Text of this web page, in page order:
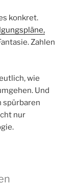
konkret.
Zahlen
wie
Und
spürbaren
nur